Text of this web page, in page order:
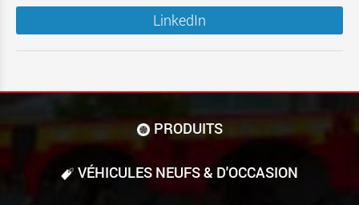
LinkedIn
PRODUITS
VÉHICULES NEUFS & D'OCCASION